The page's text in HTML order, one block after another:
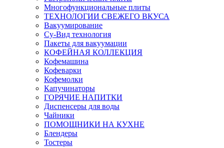
Многофункциональные плиты
ТЕХНОЛОГИИ СВЕЖЕГО ВКУСА
Вакуумирование
Су-Вид технология
Пакеты для вакуумации
КОФЕЙНАЯ КОЛЛЕКЦИЯ
Кофемашина
Кофеварки
Кофемолки
Капучинаторы
ГОРЯЧИЕ НАПИТКИ
Диспенсеры для воды
Чайники
ПОМОЩНИКИ НА КУХНЕ
Блендеры
Тостеры